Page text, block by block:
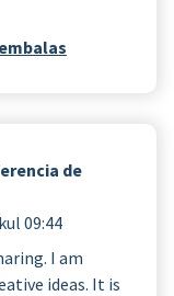
de
09:44
I am
ideas. It is